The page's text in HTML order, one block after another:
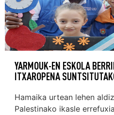
YARMOUK-EN ESKOLA
ITXAROPENA
Hamaika urtean lehen
Palestinako ikasle